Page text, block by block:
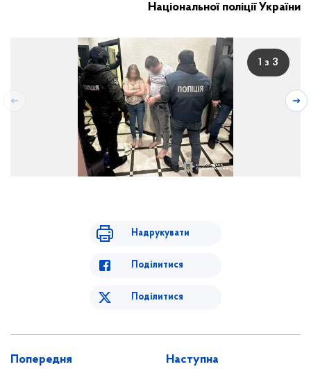
Національної поліції України
1 з 3
Надрукувати
Поділитися
Поділитися
Попередня Наступна